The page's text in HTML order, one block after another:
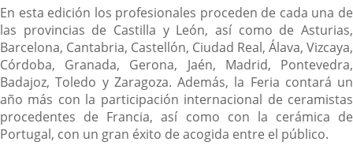
En esta edición los profesionales proceden de cada una de
las provincias de Castilla y León, así como de Asturias,
Barcelona, Cantabria, Castellón, Ciudad Real, Álava, Vizcaya,
Córdoba, Granada, Gerona, Jaén, Madrid, Pontevedra,
Badajoz, Toledo y Zaragoza. Además, la Feria contará un
año más con la participación internacional de ceramistas
procedentes de Francia, así como con la cerámica de
Portugal, con un gran éxito de acogida entre el público.